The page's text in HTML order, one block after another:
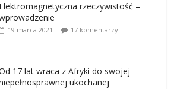
Elektromagnetyczna rzeczywistość –
19 marca 2021 17 komentarzy
17 lat wraca z Afryki do swojej
ukochanej